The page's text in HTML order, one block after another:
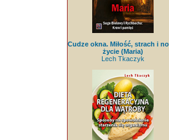
Cudze okna. Miłość, strach i
życie (Maria)
Lech Tkaczyk